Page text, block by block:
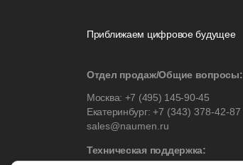
Приближаем цифровое будущее
Отдел продаж/Общие вопросы:
Москва: +7 (495) 145-90-45
Екатеринбург:+7 (343) 378-42-87
sales@naumen.ru
Техническая поддержка: